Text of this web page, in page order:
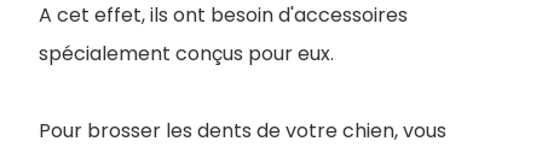
A cet effet, ils ont besoin d'accessoires
spécialement conçus pour eux.
Pour brosser les dents de votre chien, vous